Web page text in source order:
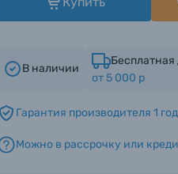
В наличии
Бесплатная
от 5 000 р
Гарантия производителя 1 год
Можно в рассрочку или